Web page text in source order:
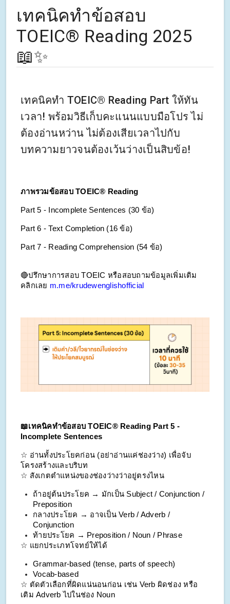
เทคนิคทำข้อสอบ
TOEIC® Reading 2025
📖✨
เทคนิคทำ TOEIC® Reading Part ให้ทัน
เวลา! พร้อมวิธีเก็บคะแนนแบบมือโปร ไม่
ต้องอ่านหว่าน ไม่ต้องเสียเวลาไปกับ
บทความยาวจนต้องเว้นว่างเป็นสิบข้อ!
ภาพรวมข้อสอบ TOEIC® Reading
Part 5 - Incomplete Sentences (30 ข้อ)
Part 6 - Text Completion (16 ข้อ)
Part 7 - Reading Comprehension (54 ข้อ)
🔴ปรึกษาการสอบ TOEIC หรือสอบถามข้อมูลเพิ่มเติม
คลิกเลย m.me/krudewenglishofficial
📖เทคนิคทำข้อสอบ TOEIC® Reading Part 5 -
Incomplete Sentences
☆ อ่านทั้งประโยคก่อน (อย่าอ่านแค่ช่องว่าง) เพื่อจับ
โครงสร้างและบริบท
☆ สังเกตตำแหน่งของช่องว่างว่าอยู่ตรงไหน
ถ้าอยู่ต้นประโยค → มักเป็น Subject / Conjunction /
Preposition
กลางประโยค → อาจเป็น Verb / Adverb /
Conjunction
ท้ายประโยค → Preposition / Noun / Phrase
☆ แยกประเภทโจทย์ให้ได้
Grammar-based (tense, parts of speech)
Vocab-based
☆ ตัดตัวเลือกที่ผิดแน่นอนก่อน เช่น Verb ผิดช่อง หรือ
เติม Adverb ไปในช่อง Noun